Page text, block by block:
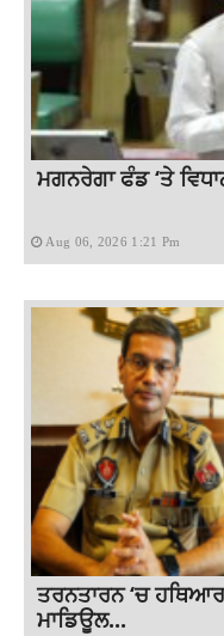
ਮਗਨਰੇਗਾ ਫੰਡ ‘ਤੇ
Aug 06, 2026 1:21 Pm
ਤਰਨਤਾਰਨ ‘ਚ
ਮਾਡਿਊਲ...